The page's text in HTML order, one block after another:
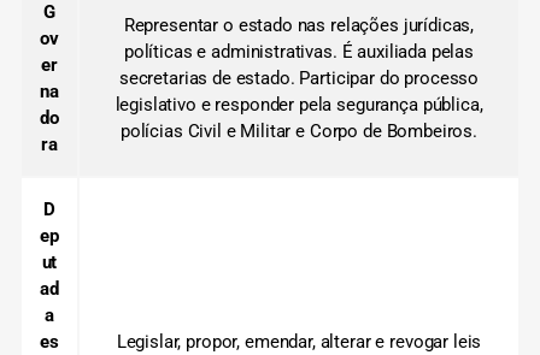
G
ov
er
na
do
ra
Representar o estado nas relações jurídicas,
políticas e administrativas. É auxiliada pelas
secretarias de estado. Participar do processo
legislativo e responder pela segurança pública,
polícias Civil e Militar e Corpo de Bombeiros.
D
ep
ut
ad
a
es
Legislar, propor, emendar, alterar e revogar leis